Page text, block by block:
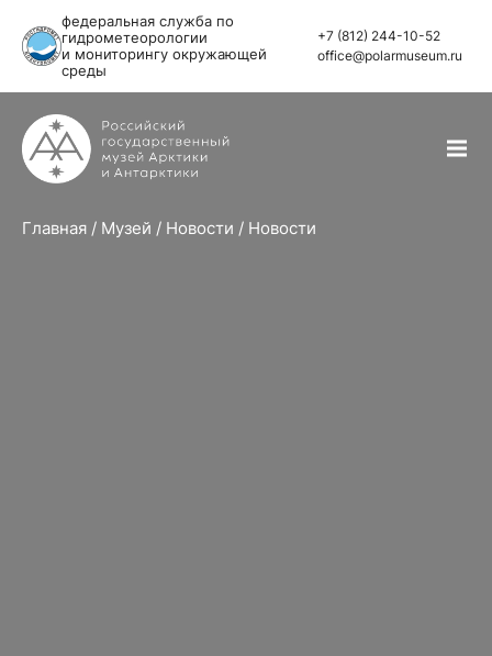
федеральная служба по
гидрометеорологии
и мониторингу окружающей
среды
+7 (812) 244-10-52
office@polarmuseum.ru
Главная / Музей / Новости / Новости